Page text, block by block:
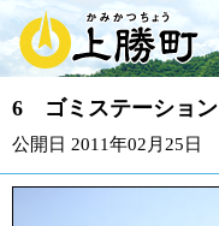
6 ゴミステーション
公開日 2011年02月25日